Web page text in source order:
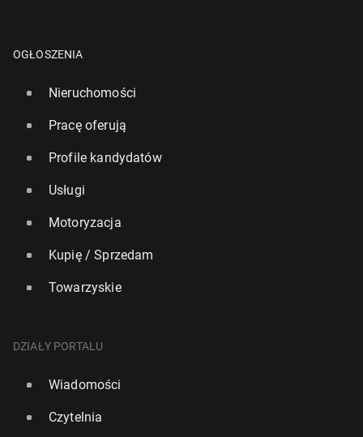
OGŁOSZENIA
Nieruchomości
Pracę oferują
Profile kandydatów
Usługi
Motoryzacja
Kupię / Sprzedam
Towarzyskie
DZIAŁY PORTALU
Wiadomości
Czytelnia